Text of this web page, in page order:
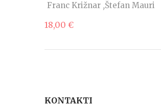
Franc Križnar Štefan Mauri
18,00 €
KONTAKTI